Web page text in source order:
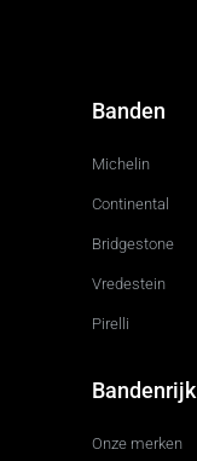
Banden
Michelin
Continental
Bridgestone
Vredestein
Pirelli
Bandenrijk
Onze merken